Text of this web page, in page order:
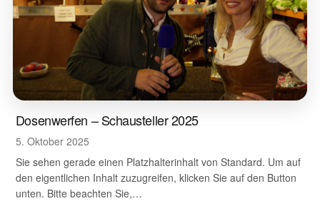
Dosenwerfen – Schausteller 2025
5. Oktober 2025
Sie sehen gerade einen Platzhalterinhalt von Standard. Um auf
den eigentlichen Inhalt zuzugreifen, klicken Sie auf den Button
unten. Bitte beachten Sie,…